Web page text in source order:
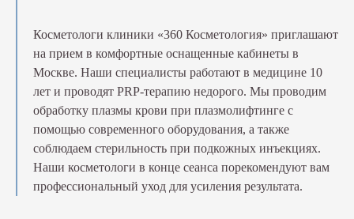
Косметологи клиники «360 Косметология» приглашают
на прием в комфортные оснащенные кабинеты в
Москве. Наши специалисты работают в медицине 10
лет и проводят PRP-терапию недорого. Мы проводим
обработку плазмы крови при плазмолифтинге с
помощью современного оборудования, а также
соблюдаем стерильность при подкожных инъекциях.
Наши косметологи в конце сеанса порекомендуют вам
профессиональный уход для усиления результата.